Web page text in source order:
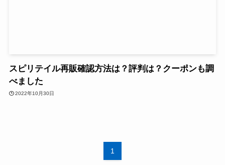
スピリテイル再販確認方法は？評判は？クーポンも調
べました
2022年10月30日
1